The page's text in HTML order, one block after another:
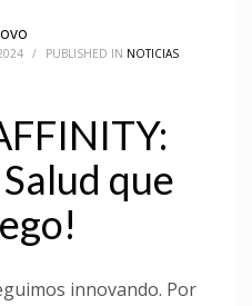
/ PUBLISHED IN NOTICIAS
que
innovando. Por